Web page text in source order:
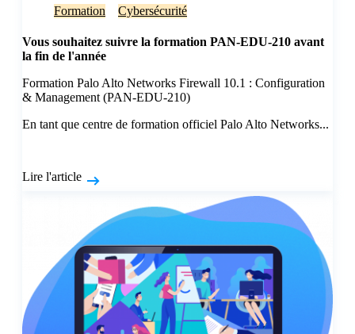
Formation Cybersécurité
Vous souhaitez suivre la formation PAN-EDU-210 avant
la fin de l'année
Formation Palo Alto Networks Firewall 10.1 : Configuration
& Management (PAN-EDU-210)
En tant que centre de formation officiel Palo Alto Networks...
Lire l'article